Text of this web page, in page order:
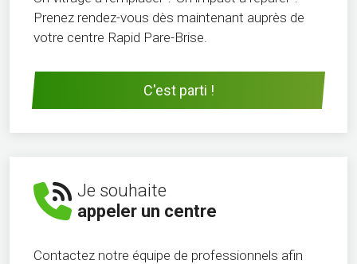
Prenez rendez-vous dès maintenant auprès de
votre centre Rapid Pare-Brise.
C'est parti !
Je souhaite
appeler un centre
Contactez notre équipe de professionnels afin